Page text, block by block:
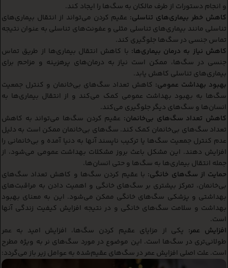
و انجام دستورات از طرف مالکان به سگ‌ها را ایجاد کند.
کاهش خطر بیماری‌های تناسلی: عقیم کردن می‌تواند از انتقال بیماری‌های
تناسلی مانند بیماری‌های تناسلی مثلی و عفونت‌های تناسلی به عنوان نتیجه
تماس جنسی در سگ‌ها جلوگیری کند.
کاهش نیاز به درمان بیماری‌ها: با کاهش انتقال بیماری‌ها از طریق تماس
جنسی در سگ‌ها، ممکن است نیاز به درمان‌های پرهزینه و مزاحم برای
بیماری‌های تناسلی کاهش یابد.
بهبود بهداشت عمومی: کاهش تعداد سگ‌های بی‌خانمان و کنترل جمعیت
سگ‌ها به بهبود بهداشت عمومی کمک می‌کند و از انتقال بیماری‌ها به
انسان‌ها و سگ‌های دیگر جلوگیری می‌کند.
کاهش تعداد سگ‌های بی‌خانمان: عقیم کردن سگ‌ها می‌تواند به کاهش
تعداد سگ‌های بی‌خانمان کمک کند. سگ‌های بی‌خانمان ممکن است به دلیل
عدم کنترل جمعیت سگ‌ها یا ترکیب ناپسند آنها به دنیا آمده و بی‌خانمانی را
افزایش دهند. این مشکل باعث بروز مشکلات بهداشت عمومی می‌شود، از
جمله انتقال بیماری‌ها به سگ‌ها و حتی انسان‌ها.
حمایت از سگ‌های خانگی: با عقیم کردن سگ‌ها و کاهش تعداد سگ‌های
بی‌خانمان، تمرکز بیشتری بر سگ‌های خانگی و اهمیت دادن به مراقبت‌های
بهداشتی و پزشکی سگ‌های خانگی ممکن می‌شود. این به معنای بهبود
بهداشت و سلامت سگ‌های خانگی و در نتیجه افزایش کیفیت زندگی آنها
است.
افزایش عمر: یکی از مزایای عقیم کردن سگ‌ها، افزایش امید به عمر
طولانی‌تری در سگ‌ها است. این موضوع در مورد سگ‌های نر به ویژه مطرح
است. علت اصلی افزایش عمر در سگ‌های عقیم‌شده به عوامل زیر باز می‌گردد: